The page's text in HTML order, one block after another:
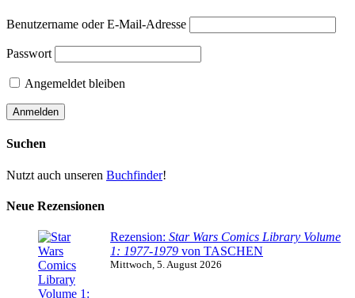
Benutzername oder E-Mail-Adresse
Passwort
Angemeldet bleiben
Suchen
Nutzt auch unseren Buchfinder!
Neue Rezensionen
Rezension: Star Wars Comics Library Volume
1: 1977-1979 von TASCHEN
Mittwoch, 5. August 2026